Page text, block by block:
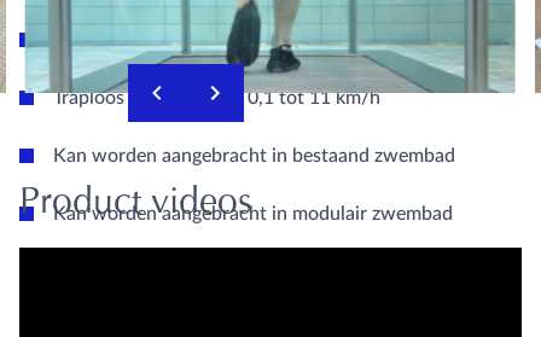
Aangedreven met laagspanning
Traploos regelbaar van 0,1 tot 11 km/h
Kan worden aangebracht in bestaand zwembad
Kan worden aangebracht in modulair zwembad
Product videos